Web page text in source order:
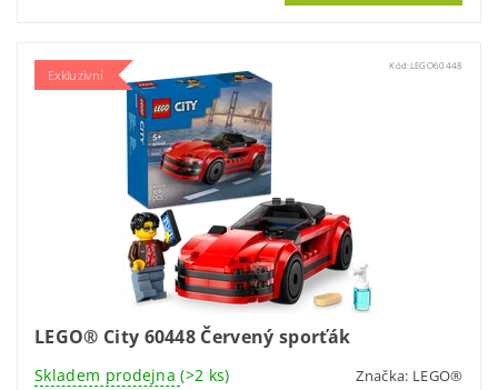
Exkluzivní
Kód: LEGO60448
LEGO® City 60448 Červený sporťák
Skladem prodejna(>2 ks) Značka: LEGO®